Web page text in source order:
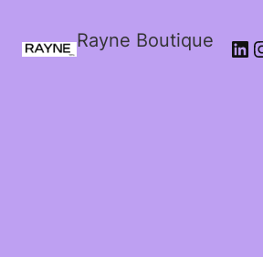
Rayne Boutique